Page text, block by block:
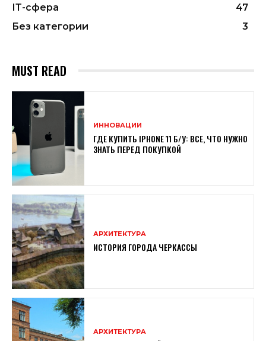
ІТ-сфера
47
Без категории
3
MUST READ
ИННОВАЦИИ
ГДЕ КУПИТЬ IPHONE 11 Б/У: ВСЕ, ЧТО НУЖНО
ЗНАТЬ ПЕРЕД ПОКУПКОЙ
АРХИТЕКТУРА
ИСТОРИЯ ГОРОДА ЧЕРКАССЫ
АРХИТЕКТУРА